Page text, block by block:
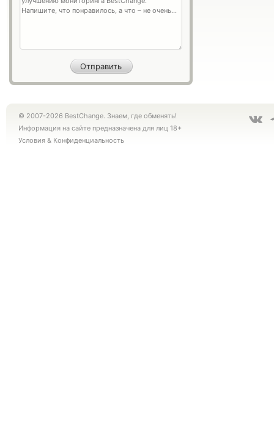
© 2007-2026 BestChange. Знаем, где обменять!
Информация на сайте предназначена для лиц 18+
Условия & Конфиденциальность